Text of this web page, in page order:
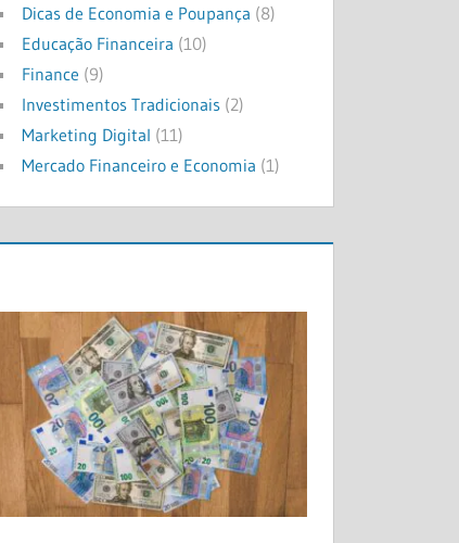
Dicas de Economia e Poupança (8)
Educação Financeira (10)
Finance (9)
Investimentos Tradicionais (2)
Marketing Digital (11)
Mercado Financeiro e Economia (1)